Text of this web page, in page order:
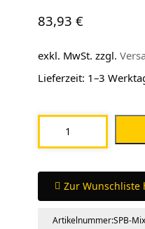
83,93€
exkl. MwSt. zzgl.
Lieferzeit: 1–3
0,15/0,5/0,75mm
(SPB-
MIX)
Zur Wunschliste
Artikelnummer:SPB-Mix